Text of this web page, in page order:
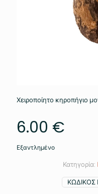
Χειροποίητο κηροπήγιο
6.00 €
Εξαντλημένο
Κατηγορία: